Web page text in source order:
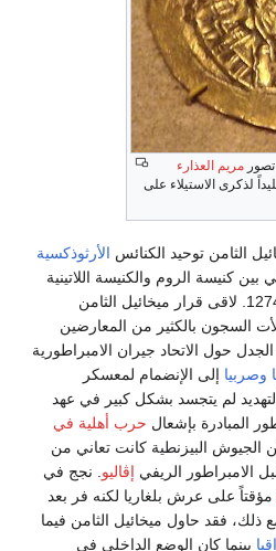
العذارء
الاستيلاء على
توحيد الكنائسالأرثوذكسية
الروم والكنيسة اللاتينية
1274. لاقى قرار ميخائيل الثامن
بالكثير من المعارضين
الاتحاد جيران الامبراطورية
إلى الإنضمام لمعسكر
لم يتجسد بشكل كبير في عهد
بإشعالحرب أهلية في
لكن الجيوش البيزنطية كانت تعاني من
الريفيإڤاليو . نجج في
عرش بلغاريا لكنه فر بعد
حاول ميخائيل الثامن فيما
كان الوضع الداخلي في